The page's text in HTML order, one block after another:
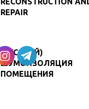
REPAIR
(РУССКИЙ)
ШУМОИЗОЛЯЦИЯ
ПОМЕЩЕНИЯ